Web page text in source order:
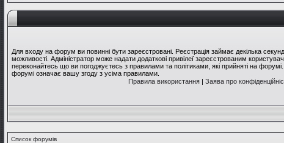
Для входу на форум ви повинні бути зареєстровані. Реєстрація займає декілька
можливості. Адміністратор може надати додаткові привілеї зареєстрованим
переконайтесь що ви погоджуєтесь з правилами та політиками, які прийняті на
форумі означає вашу згоду з усіма правилами.
Правила використання| Заява про
Список форумів